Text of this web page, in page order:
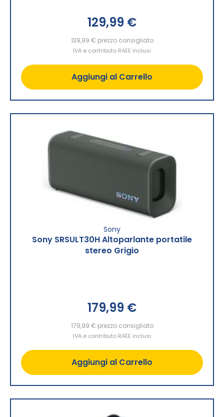
129,99 €
139,99 € prezzo consigliato
IVA e contributo RAEE inclusi
Aggiungi al Carrello
Sony
Sony SRSULT30H Altoparlante portatile
stereo Grigio
179,99 €
179,99 € prezzo consigliato
IVA e contributo RAEE inclusi
Aggiungi al Carrello